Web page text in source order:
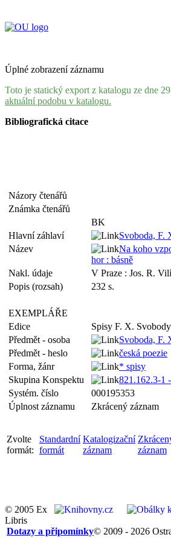
Úplné zobrazení záznamu
Toto je statický export z katalogu ze dne
aktuální podobu v katalogu.
Bibliografická citace
Názory čtenářů
Známka čtenářů
BK
Hlavní záhlaví
Svoboda, F.
Název
Na koho
hor : básně
Nakl. údaje
V Praze : Jos. R.
Popis (rozsah)
232 s.
EXEMPLÁŘE
Edice
Spisy F. X.
Předmět - osoba
Svoboda, F.
Předmět - heslo
česká poezie
Forma, žánr
* spisy
Skupina Konspektu
821.162.3-1
Systém. číslo
000195353
Úplnost záznamu
Zkrácený záznam
Zvolte
formát:
Standardní
formát
Katalogizační
záznam
záznam
© 2005 Ex
Libris
© 2009 - 2026
Dotazy a připomínky